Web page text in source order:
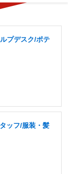
プデスク/ポテ
ッフ/服装・髪